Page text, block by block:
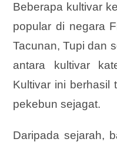
Beberapa kultivar
popular di negara
Tacunan, Tupi dan
antara kultivar
Kultivar ini berhasil
pekebun sejagat.
Daripada sejarah,